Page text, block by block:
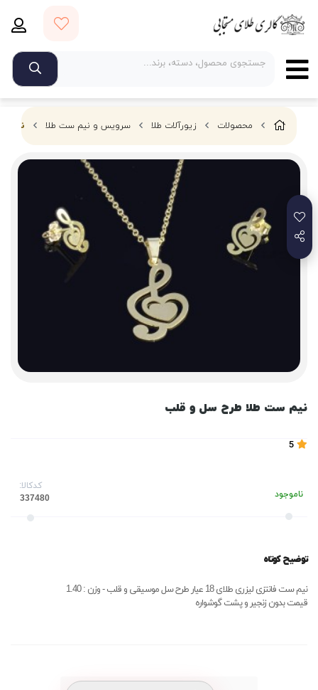
محصولات زیورآلات طلا سرویس و نیم ست طلا نیم
نیم ست طلا طرح سل و قلب
ناموجود
کدکالا:
توضیح کوتاه
نیم ست فانتزی لیزری طلای 18 عیار طرح سل موسیقی و قلب - وزن : 1.40
قیمت بدون زنجیر و پشت گوشواره